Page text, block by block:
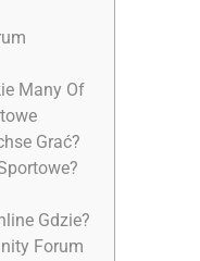
Many Of
Grać?
Gdzie?
Forum